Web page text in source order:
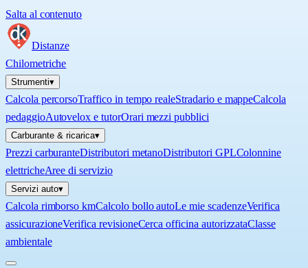
Salta al contenuto
Distanze
Chilometriche
Strumenti▾
Calcola percorsoTraffico in tempo realeStradario e mappeCalcola
pedaggioAutovelox e tutorOrari mezzi pubblici
Carburante & ricarica▾
Prezzi carburanteDistributori metanoDistributori GPLColonnine
elettricheAree di servizio
Servizi auto▾
Calcola rimborso kmCalcolo bollo autoLe mie scadenzeVerifica
assicurazioneVerifica revisioneCerca officina autorizzataClasse
ambientale